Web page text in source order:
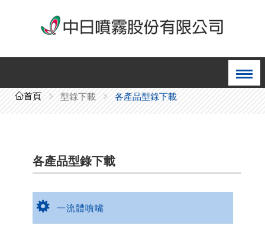
首頁 型錄下載 各產品型錄下載
各產品型錄下載
一流體噴嘴